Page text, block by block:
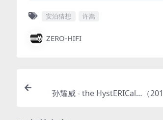
安泊猜想 许嵩
ZERO-HIFI
孙耀威 - the HystERICal…（